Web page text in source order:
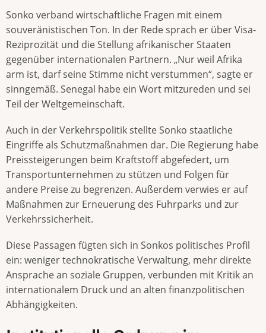
Sonko verband wirtschaftliche Fragen mit einem
souveränistischen Ton. In der Rede sprach er über Visa-
Reziprozität und die Stellung afrikanischer Staaten
gegenüber internationalen Partnern. „Nur weil Afrika
arm ist, darf seine Stimme nicht verstummen“, sagte er
sinngemäß. Senegal habe ein Wort mitzureden und sei
Teil der Weltgemeinschaft.
Auch in der Verkehrspolitik stellte Sonko staatliche
Eingriffe als Schutzmaßnahmen dar. Die Regierung habe
Preissteigerungen beim Kraftstoff abgefedert, um
Transportunternehmen zu stützen und Folgen für
andere Preise zu begrenzen. Außerdem verwies er auf
Maßnahmen zur Erneuerung des Fuhrparks und zur
Verkehrssicherheit.
Diese Passagen fügten sich in Sonkos politisches Profil
ein: weniger technokratische Verwaltung, mehr direkte
Ansprache an soziale Gruppen, verbunden mit Kritik an
internationalem Druck und an alten finanzpolitischen
Abhängigkeiten.